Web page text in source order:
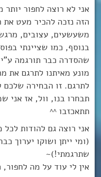
אני לא רוצה לחפור
הזה נזכה להכיר מעט את
משעשעים, עצובים,
בנוסף, כמו שציינתי
שהסדרה כבר תורגמה
מונע מאיתנו לתרגם את
לתרגם. זו הבחירה שלכם
תבחרו בנו, וול, אז אני
תתאכזבו ^^
אני רוצה גם להודות
(ומי ייתן ושוקו יערוך
שתרגמתי!)~
אין לי עוד על מה